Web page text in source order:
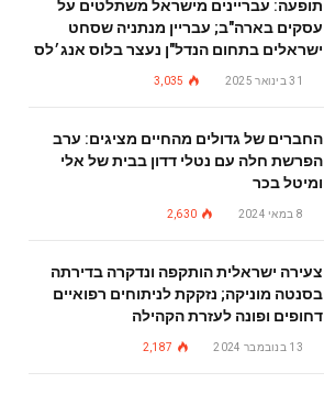
תופעה: עבריינים מישראל משתלטים על
עסקים בארה"ב; עבריין מנתניה שסחט
ישראלים בתחום הנדל"ן נעצר בלוס אנג׳לס
31 בינואר 2025 3,035
החברים של גדולים מהחיים מציגים: ערב
הפרשת חלה עם נטלי דדון בבית של אלי
ומיטל בכר
8 במאי 2024 2,630
צעירה ישראלית הותקפה ונדקרה בדירתה
בסנטה מוניקה; נזקקת לניתוחים רפואיים
דחופים ופונה לעזרת הקהילה
13 בנובמבר 2024 2,187